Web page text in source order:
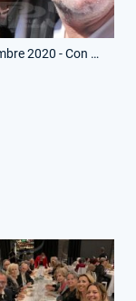
17 Settembre 2020 - Con Beppe Signori